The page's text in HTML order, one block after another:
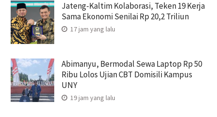
Jateng-Kaltim Kolaborasi, Teken 19 Kerja
Sama Ekonomi Senilai Rp 20,2 Triliun
17 jam yang lalu
Abimanyu, Bermodal Sewa Laptop Rp 50
Ribu Lolos Ujian CBT Domisili Kampus
UNY
19 jam yang lalu